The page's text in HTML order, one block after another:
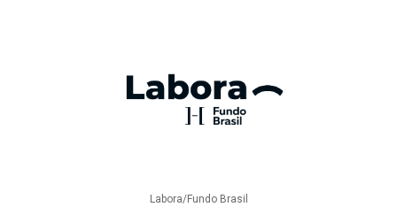
Labora/Fundo Brasil